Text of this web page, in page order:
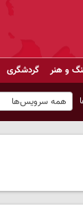
و هنر گردشگری
همه سرویس‌ها